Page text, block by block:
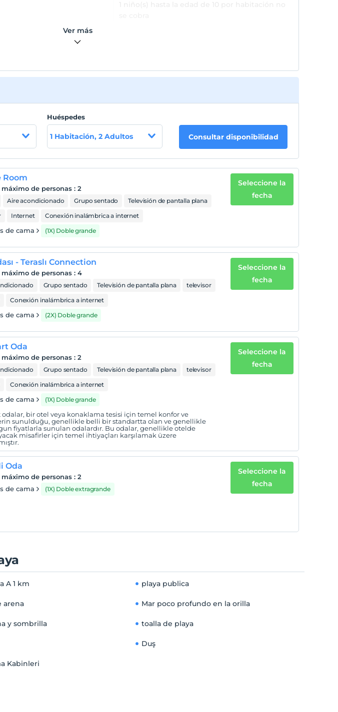
Ver más
Huéspedes
1 Habitación, 2 Adultos Consultar disponibilidad
Room
de personas :2
Aire acondicionado Grupo sentado
Televisión de pantalla plana
Internet Conexión inalámbrica a internet
de cama (1X) Doble grande
Seleccione la
fecha
- Teraslı Connection
de personas :4
Grupo sentado Televisión de pantalla plana
televisor
Conexión inalámbrica a internet
de cama (2X) Doble grande
Seleccione la
fecha
Oda
de personas :2
Grupo sentado Televisión de pantalla plana
televisor
Conexión inalámbrica a internet
de cama (1X) Doble grande
odalar, bir otel veya konaklama tesisi için temel konfor ve
sunulduğu, genellikle belli bir standartta olan ve genellikle
fiyatlarla sunulan odalardır. Bu odalar, genellikle otelde
misafirler için temel ihtiyaçları karşılamak üzere
Seleccione la
fecha
Oda
de personas :2
de cama
(1X) Doble extragrande
Seleccione la
fecha
A 1 km playa publica
arena Mar poco profundo en la orilla
y sombrilla toalla de playa
Duş
Kabinleri